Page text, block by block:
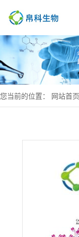
您当前的位置： 网站首页